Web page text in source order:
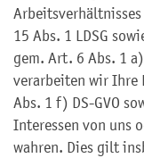
Arbeitsverhältnisses
15 Abs. 1 LDSG
gem. Art. 6 Abs. 1
verarbeiten wir Ihre
Abs. 1 f) DS-GVO
Interessen von uns
wahren. Dies gilt